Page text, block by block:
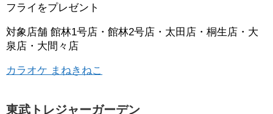
フライをプレゼント
対象店舗 館林1号店・館林2号店・太田店・桐生店・大
泉店・大間々店
カラオケ まねきねこ
東武トレジャーガーデン